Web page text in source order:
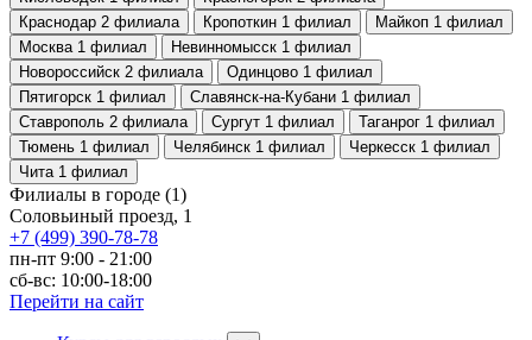
Краснодар 2 филиала Кропоткин 1 филиал Майкоп 1 филиал
Москва 1 филиал Невинномысск 1 филиал
Новороссийск 2 филиала Одинцово 1 филиал
Пятигорск 1 филиал Славянск-на-Кубани 1 филиал
Ставрополь 2 филиала Сургут 1 филиал Таганрог 1 филиал
Тюмень 1 филиал Челябинск 1 филиал Черкесск 1 филиал
Чита 1 филиал
Филиалы в городе (1)
Соловьиный проезд, 1
+7 (499) 390-78-78
пн-пт 9:00 - 21:00
сб-вс: 10:00-18:00
Перейти на сайт